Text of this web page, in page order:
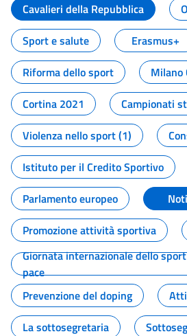
Cavalieri della Repubblica
Sport e salute
Erasmus+
Riforma dello sport
Milano
Cortina 2021
Campionati
Violenza nello sport (1)
Istituto per il Credito Sportivo
Parlamento europeo
Promozione attività sportiva
Giornata internazionale dello
pace
Prevenzione del doping
La sottosegretaria